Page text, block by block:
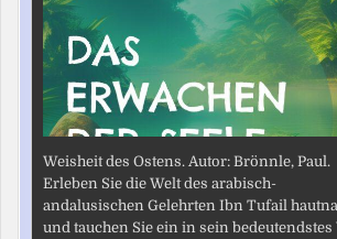
Weisheit des Ostens. Autor: Brönnle, Paul.
Erleben Sie die Welt des arabisch-
andalusischen Gelehrten Ibn Tufail
und tauchen Sie ein in sein bedeutendstes